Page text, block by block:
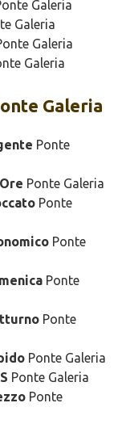
Galeria
Galeria
Galeria
Galeria
Galeria
Ponte
Ponte Galeria
Ponte
Ponte
Ponte
Ponte
Ponte Galeria
Ponte Galeria
Ponte